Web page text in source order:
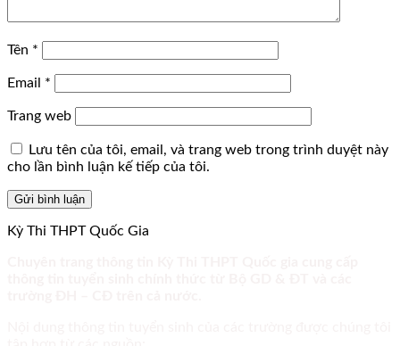
Tên *
Email *
Trang web
Lưu tên của tôi, email, và trang web trong trình duyệt này
cho lần bình luận kế tiếp của tôi.
Kỳ Thi THPT Quốc Gia